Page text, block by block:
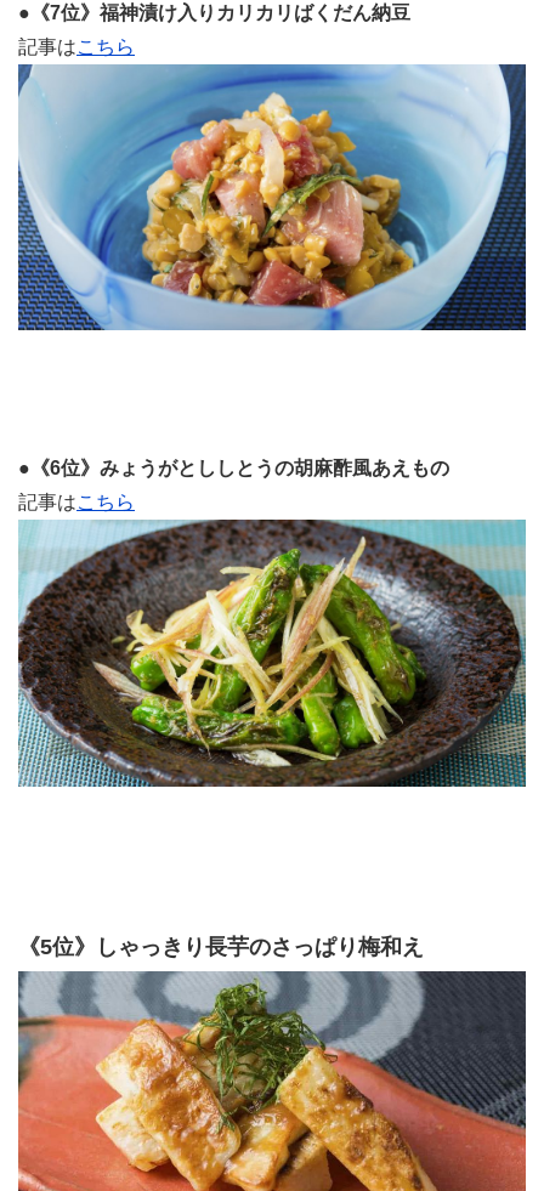
ノミスタイル] 公式twitterペ
エノミスタイル] 公式facebookペ
style[イエノミスタイル] 公式
●《7位》福神漬け入りカリカリばくだん納豆
記事はこちら
●《6位》みょうがとししとうの胡麻酢風あえもの
記事はこちら
《5位》しゃっきり長芋のさっぱり梅和え